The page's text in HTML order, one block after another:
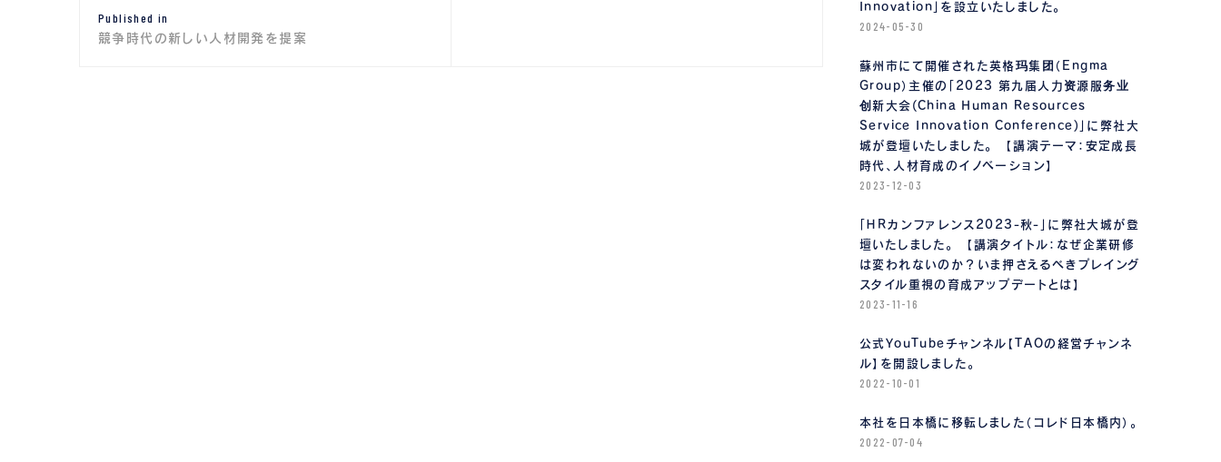
稿
Published in
競争時代の新しい人材開発を提案
Innovation」を設立いたしました。
2024-05-30
蘇州市にて開催された英格玛集团（Engma
Group）主催の「2023 第九届人力资源服务业
创新大会(China Human Resources
Service Innovation Conference)」に弊社大
城が登壇いたしました。 【講演テーマ：安定成長
時代、人材育成のイノベーション】
2023-12-03
「ＨＲカンファレンス2023-秋-」に弊社大城が登
壇いたしました。 【講演タイトル：なぜ企業研修
は変われないのか？いま押さえるべきプレイング
スタイル重視の育成アップデートとは】
2023-11-16
公式YouTubeチャンネル【TAOの経営チャンネ
ル】を開設しました。
2022-10-01
本社を日本橋に移転しました（コレド日本橋内）。
2022-07-04